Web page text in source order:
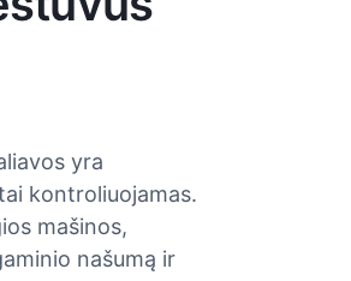
yra
kontroliuojamas.
mašinos,
našumą ir